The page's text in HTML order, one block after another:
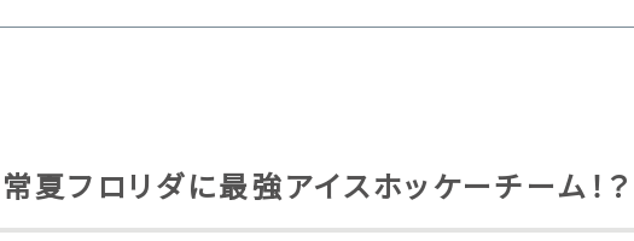
常夏フロリダに最強アイスホッケーチーム！？